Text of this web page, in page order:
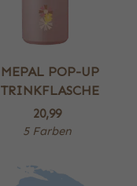
MEPAL POP-UP
TRINKFLASCHE
20,99
5 Farben